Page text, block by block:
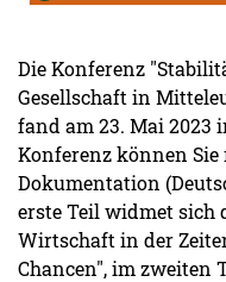
Die Konferenz
Gesellschaft in
fand am 23. Mai 2023
Konferenz können
Dokumentation
erste Teil widmet sich
Wirtschaft in der
Chancen", im zweiten